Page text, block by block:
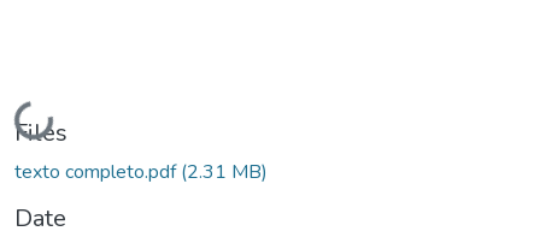
Loading...
Files
texto completo.pdf(2.31 MB)
Date